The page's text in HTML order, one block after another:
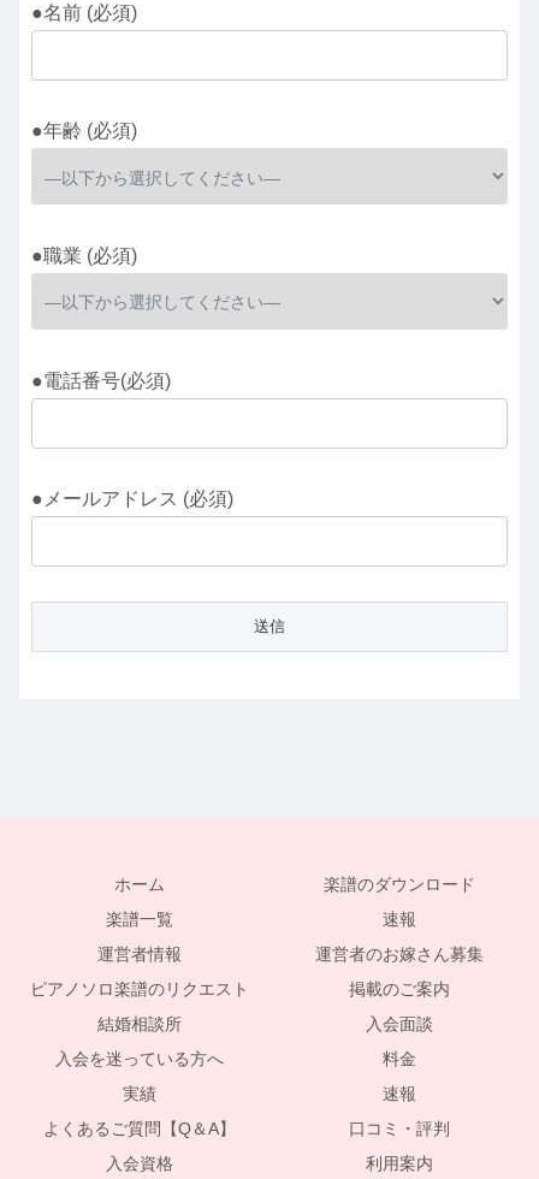
●名前 (必須)
●年齢 (必須)
●職業 (必須)
●電話番号(必須)
●メールアドレス (必須)
ホーム
楽譜のダウンロード
楽譜一覧
速報
運営者情報
運営者のお嫁さん募集
ピアノソロ楽譜のリクエスト
掲載のご案内
結婚相談所
入会面談
入会を迷っている方へ
料金
実績
速報
よくあるご質問【Q＆A】
口コミ・評判
入会資格
利用案内